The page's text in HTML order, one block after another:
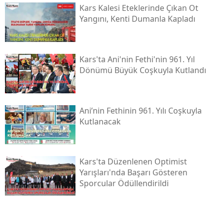
Malatya
Kahramanmaraş
Mardin
Muş
Niğde
Ordu
Kars Kalesi Eteklerinde Çıkan Ot
Yangını, Kenti Dumanla Kapladı
Kars'ta Ani'nin Fethi'nin 961. Yıl
Dönümü Büyük Coşkuyla Kutlandı
Ani’nin Fethinin 961. Yılı Coşkuyla
Kutlanacak
Kars'ta Düzenlenen Optimist
Yarışları'nda Başarı Gösteren
Sporcular Ödüllendirildi